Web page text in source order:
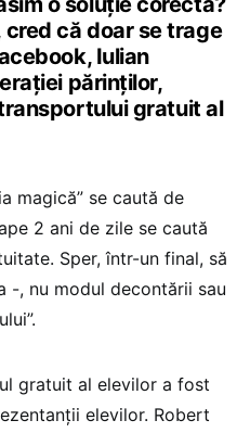
că doar se trage
Iulian
părinților,
gratuit al
magică” se caută de
2 ani de zile se caută
Sper, într-un final, să
-, nu modul decontării sau
gratuit al elevilor a fost
elevilor. Robert